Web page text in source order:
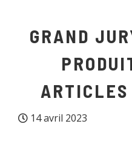
GRAND
ARTICLES
14 avril 2023